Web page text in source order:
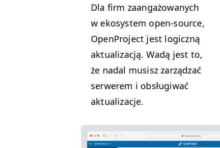
Dla firm zaan­gażowanych
w ekosys­tem open-source,
Open­Pro­ject jest log­iczną
aktu­al­iza­cją. Wadą jest to,
że nadal musisz zarządzać
ser­w­erem i obsługi­wać
aktualizacje.